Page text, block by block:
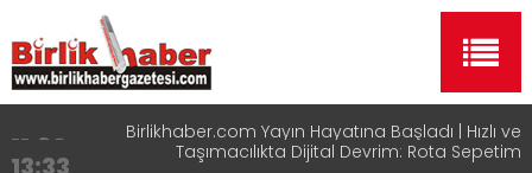
13:33 Taşımacılıkta Dijital Devrim: Rota Sepetim